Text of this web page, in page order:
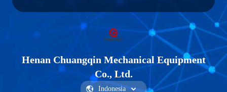
Henan Chuangqin Mechanical Equipment
Co., Ltd.